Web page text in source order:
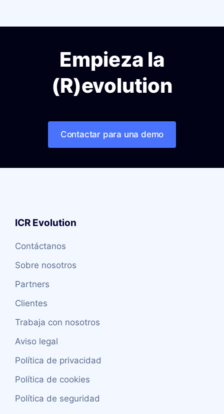
Empieza la
(R)evolution
Contactar para una demo
ICR Evolution
Contáctanos
Sobre nosotros
Partners
Clientes
Trabaja con nosotros
Aviso legal
Política de privacidad
Política de cookies
Política de seguridad